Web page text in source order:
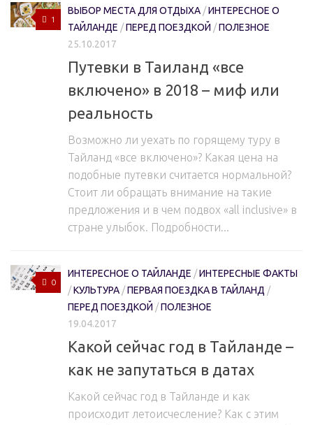
1
ВЫБОР МЕСТА ДЛЯ ОТДЫХА /ИНТЕРЕСНОЕ О
ТАЙЛАНДЕ /ПЕРЕД ПОЕЗДКОЙ /ПОЛЕЗНОЕ
25.10.2017
Путевки в Таиланд «все
включено» в 2018 – миф или
реальность
Возможно ли уехать по горящему туру в
Тайланд «все включено»? Какая цена на
подобные путевки считается нормальной?
Стоит ли обращать внимание на такие
предложения и в чем подвох «all inclusive» в
стране улыбок. Подробности...
0
ИНТЕРЕСНОЕ О ТАЙЛАНДЕ /ИНТЕРЕСНЫЕ ФАКТЫ
/КУЛЬТУРА /ПЕРВАЯ ПОЕЗДКА В ТАЙЛАНД /
ПЕРЕД ПОЕЗДКОЙ /ПОЛЕЗНОЕ
19.04.2017
Какой сейчас год в Тайланде –
как не запутаться в датах
Какой сейчас год в Тайланде и как
происходит летоисчесление? Как с этим